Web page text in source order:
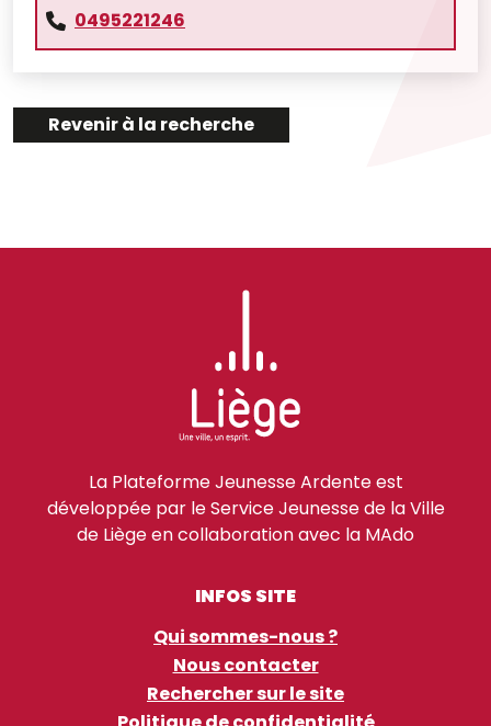
0495221246
Revenir à la recherche
La Plateforme Jeunesse Ardente est
développée par le Service Jeunesse de la Ville
de Liège en collaboration avec la MAdo
INFOS SITE
Qui sommes-nous ?
Nous contacter
Rechercher sur le site